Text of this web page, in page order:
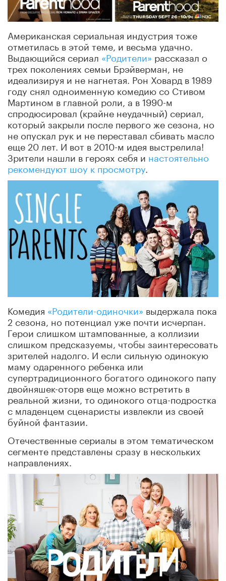
Американская сериальная индустрия тоже
отметилась в этой теме, и весьма удачно.
Выдающийся сериал «Родители» рассказал о
трех поколениях семьи Брэйверман, не
идеализируя и не нагнетая. Рон Ховард в 1989
году снял одноименную комедию со Стивом
Мартином в главной роли, а в 1990-м
спродюсировал (крайне неудачный) сериал,
который закрыли после первого же сезона, но
не опускал рук и не переставал сбивать масло
еще 20 лет. И вот в 2010-м идея выстрелила!
Зрители нашли в героях себя и настоятельно
рекомендуют шоу к просмотру
Комедия «Родители-одиночки» выдержала пока
2 сезона, но потенциал уже почти исчерпан.
Герои слишком штампованные, а коллизии
слишком предсказуемы, чтобы заинтересовать
зрителей надолго. И если сильную одинокую
маму одаренного ребенка или
супертрадиционного богатого одинокого папу
двойняшек-оторв еще можно встретить в
реальной жизни, то одинокого отца-подростка
с младенцем сценаристы извлекли из своей
буйной фантазии.
Отечественные сериалы в этом тематическом
сегменте представлены сразу в нескольких
направлениях.